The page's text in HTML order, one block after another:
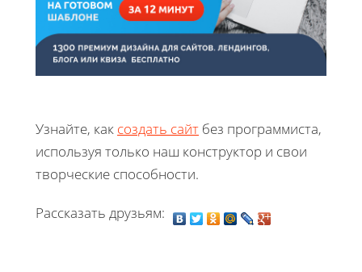
Узнайте, как создать сайт без программиста,
используя только наш конструктор и свои
творческие способности.
Рассказать друзьям: